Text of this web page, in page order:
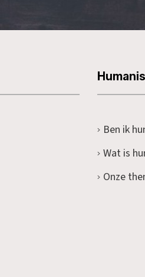
Ben ik
Wat is
Onze